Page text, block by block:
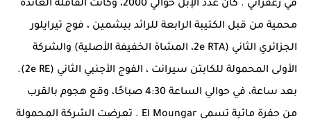
في زعفراني
. كان عدد الإبل حوالي 2000، وكانت القافلة العائدة
محمية من قبل الكتيبة الرابعة للرائد بيشمين ، فوج تيرايلور
الجزائري الثاني (2e RTA، المشاة الخفيفة الأصلية) والشركة
الأولى المحمولة للكابتن سيرانت
، الفوج الأجنبي الثاني (2e RE).
بعد ساعة، في حوالي الساعة 4:30 صباحًا، وقع هجوم بالقرب
من حفرة مائية تسمى El Moungar . تعرضت الشركة المحمولة